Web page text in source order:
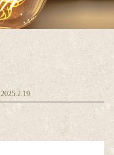
2025.2.19